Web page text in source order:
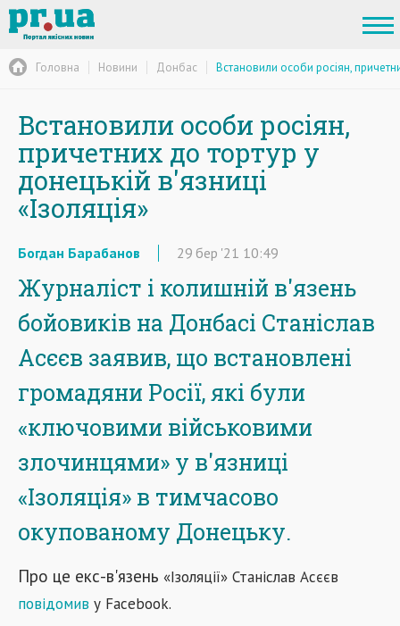
Головна Новини Донбас Встановили особи росіян,
Встановили особи росіян,
причетних до тортур у
донецькій в'язниці
«Ізоляція»
Богдан Барабанов 29 бер '21 10:49
Журналіст і колишній в'язень
бойовиків на Донбасі Станіслав
Асєєв заявив, що встановлені
громадяни Росії, які були
«ключовими військовими
злочинцями» у в'язниці
«Ізоляція» в тимчасово
окупованому Донецьку.
Про це екс-в'язень «Ізоляції» Станіслав Асєєв
повідомив у Facebook.